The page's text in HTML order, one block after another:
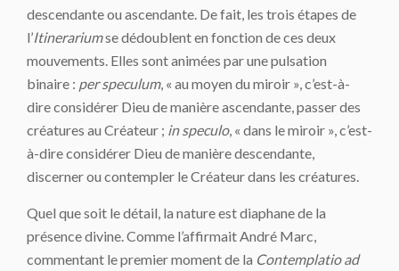
descendante ou ascendante. De fait, les trois étapes de
l’Itinerariumse dédoublent en fonction de ces deux
mouvements. Elles sont animées par une pulsation
binaire : per speculum, « au moyen du miroir », c’est-à-
dire considérer Dieu de manière ascendante, passer des
créatures au Créateur ; in speculo, « dans le miroir », c’est-
à-dire considérer Dieu de manière descendante,
discerner ou contempler le Créateur dans les créatures.
Quel que soit le détail, la nature est diaphane de la
présence divine. Comme l’affirmait André Marc,
commentant le premier moment de la Contemplatio ad